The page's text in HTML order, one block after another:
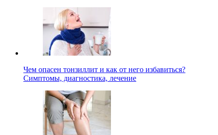
Чем опасен тонзиллит и как от него избавиться?
Симптомы, диагностика, лечение